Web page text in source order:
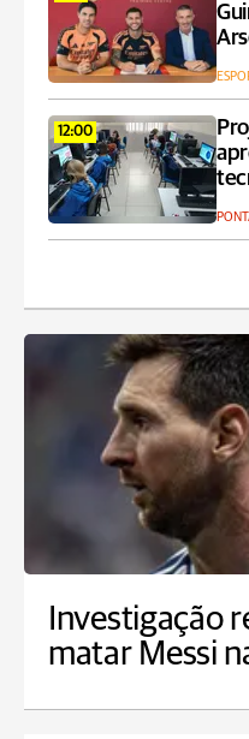
12:00
Investigação
matar Messi